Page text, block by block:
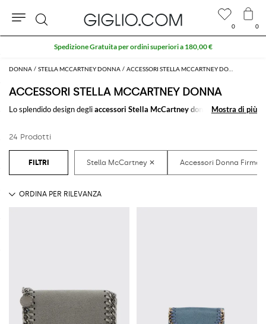
DONNA STELLA MCCARTNEY DONNA
ACCESSORI STELLA MCCARTNEY DONNA
Lo splendido design degliaccessori Stella McCartney donnafarà la
sempre nuovi look abbinandoli insieme.
Scopri le ultime collezioni diaccessori donna Stella McCartney onlinesu
Mostra di più
Mostra di più
24 Prodotti
0 0
Cerca
Spedizione Gratuita per ordini superiori a 180,00 €